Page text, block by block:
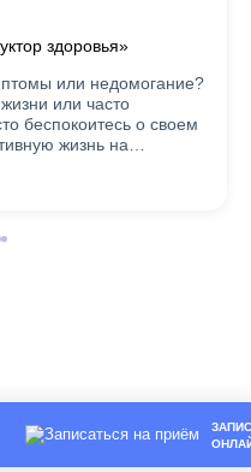
здоровья»
или недомогание?
или часто
беспокоитесь о своем
жизнь на…